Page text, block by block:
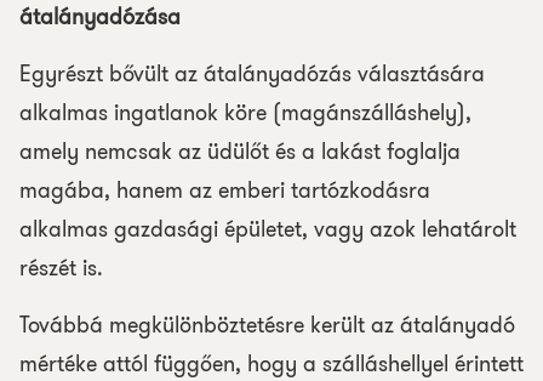
átalányadózása
Egyrészt bővült az átalányadózás választására
alkalmas ingatlanok köre (magánszálláshely),
amely nemcsak az üdülőt és a lakást foglalja
magába, hanem az emberi tartózkodásra
alkalmas gazdasági épületet, vagy azok lehatárolt
részét is.
Továbbá megkülönböztetésre került az átalányadó
mértéke attól függően, hogy a szálláshellyel érintett